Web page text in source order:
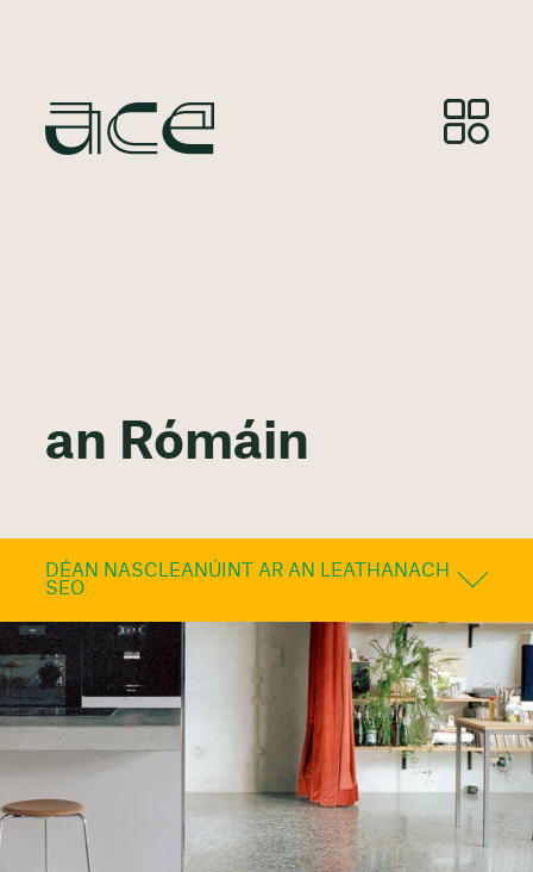
an Rómáin
DÉAN NASCLEANÚINT AR AN LEATHANACH
SEO